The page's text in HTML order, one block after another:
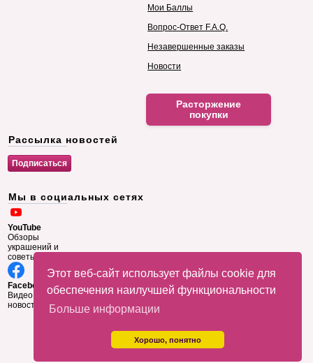
Этот веб-сайт использует файлы cookie для
обеспечения наилучшей функциональности
Больше информации
Хорошо, понятно
Мои Баллы
Вопрос-Ответ F.A.Q.
Незавершенные заказы
Новости
Расторжение
покупки
Рассылка новостей
Мы в социальных сетях
YouTube
Обзоры
украшений и
советы
Facebook
Видео и
новости